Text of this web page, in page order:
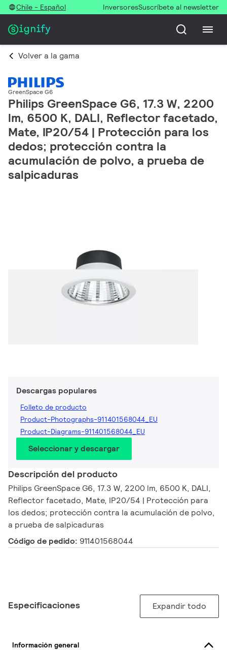
Chile - Español InversoresSuscríbete al newsletter
Volver a la gama
GreenSpace G6
Philips GreenSpace G6, 17.3 W, 2200
lm, 6500 K, DALI, Reflector facetado,
Mate, IP20/54 | Protección para los
dedos; protección contra la
acumulación de polvo, a prueba de
salpicaduras
Descargas populares
Folleto de producto
Product-Photographs-911401568044_EU
Product-Diagrams-911401568044_EU
Seleccionar y descargar
Descripción del producto
Philips GreenSpace G6, 17.3 W, 2200 lm, 6500 K, DALI,
Reflector facetado, Mate, IP20/54 | Protección para
los dedos; protección contra la acumulación de polvo,
a prueba de salpicaduras
Código de pedido: 911401568044
Especificaciones Expandir todo
Información general